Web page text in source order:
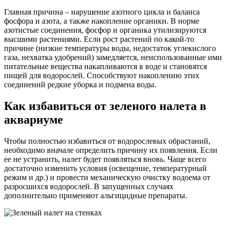
Главная причина – нарушение азотного цикла и баланса
фосфора и азота, а также накопление органики. В норме
азотистые соединения, фосфор и органика утилизируются
высшими растениями. Если рост растений по какой-то
причине (низкие температуры воды, недостаток углекислого
газа, нехватка удобрений) замедляется, неиспользованные ими
питательные вещества накапливаются в воде и становятся
пищей для водорослей. Способствуют накоплению этих
соединений редкие уборка и подмена воды.
Как избавиться от зеленого налета в
аквариуме
Чтобы полностью избавиться от водорослевых обрастаний,
необходимо вначале определить причину их появления. Если
ее не устранить, налет будет появляться вновь. Чаще всего
достаточно изменить условия (освещение, температурный
режим и др.) и провести механическую очистку водоема от
разросшихся водорослей. В запущенных случаях
дополнительно применяют альгицидные препараты.